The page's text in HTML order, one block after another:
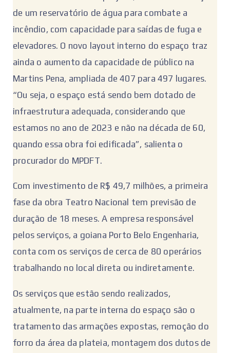
de um reservatório de água para combate a
incêndio, com capacidade para saídas de fuga e
elevadores. O novo layout interno do espaço traz
ainda o aumento da capacidade de público na
Martins Pena, ampliada de 407 para 497 lugares.
“Ou seja, o espaço está sendo bem dotado de
infraestrutura adequada, considerando que
estamos no ano de 2023 e não na década de 60,
quando essa obra foi edificada”, salienta o
procurador do MPDFT.
Com investimento de R$ 49,7 milhões, a primeira
fase da obra Teatro Nacional tem previsão de
duração de 18 meses. A empresa responsável
pelos serviços, a goiana Porto Belo Engenharia,
conta com os serviços de cerca de 80 operários
trabalhando no local direta ou indiretamente.
Os serviços que estão sendo realizados,
atualmente, na parte interna do espaço são o
tratamento das armações expostas, remoção do
forro da área da plateia, montagem dos dutos de